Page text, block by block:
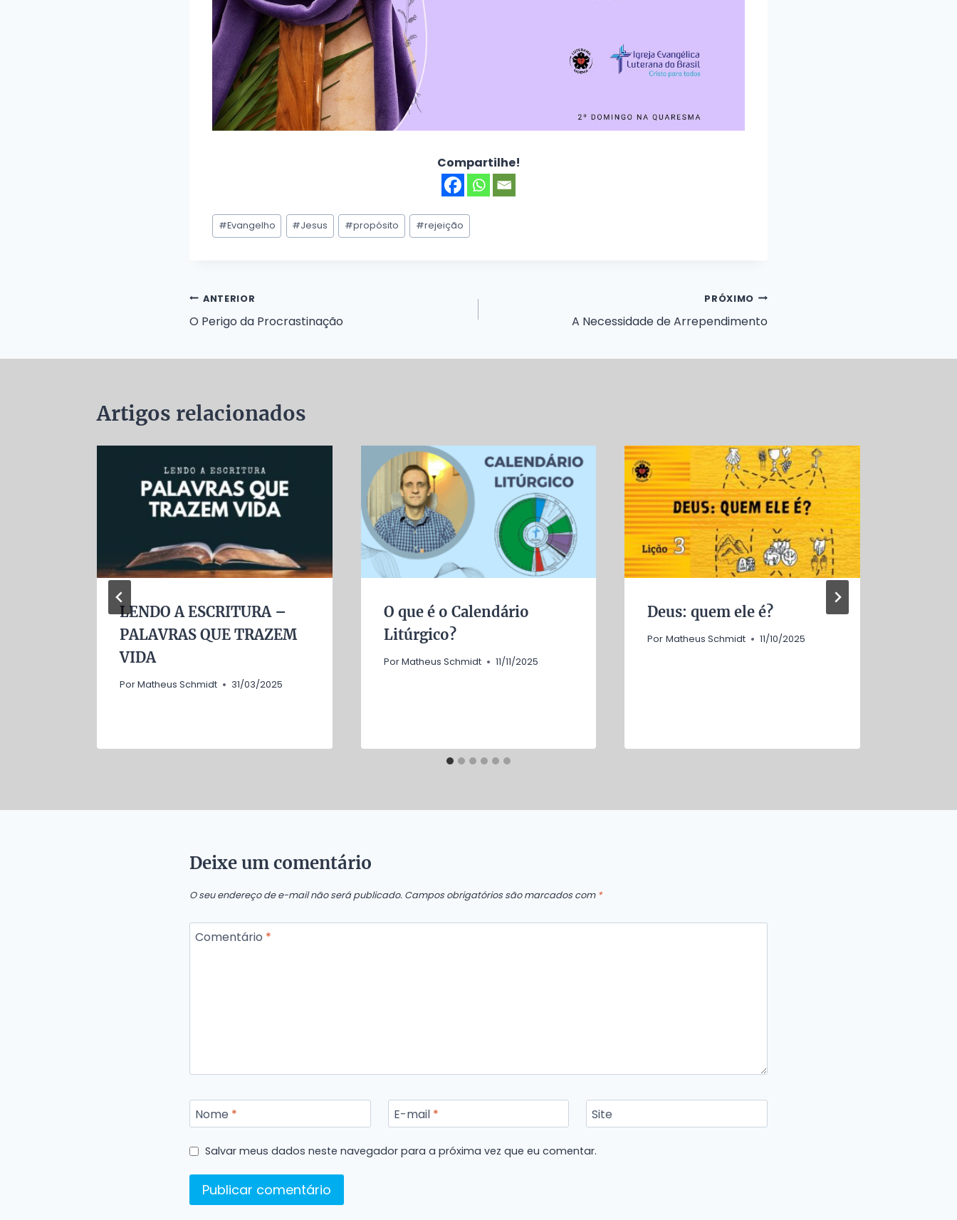
Compartilhe!
Tags
do
#Evangelho #Jesus #propósito #rejeição
Navegação
de
Post
ANTERIOR
O Perigo da Procrastinação
PRÓXIMO
A Necessidade de Arrependimento
Artigos relacionados
LENDO A ESCRITURA –
PALAVRAS QUE TRAZEM
VIDA
PorMatheus Schmidt 31/03/2025
O que é o Calendário
Litúrgico?
PorMatheus Schmidt 11/11/2025
Deus: quem ele é?
Por Matheus Schmidt 11/10/2025
Deixe um comentário
O seu endereço de e-mail não será publicado. Campos obrigatórios são marcados com *
Comentário *
Nome * E-mail * Site
Salvar meus dados neste navegador para a próxima vez que eu comentar.